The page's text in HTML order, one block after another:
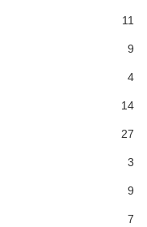
11
9
4
14
27
3
9
7